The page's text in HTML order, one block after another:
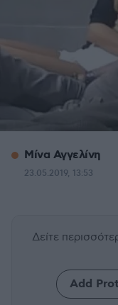
Μίνα Αγγελίνη
23.05.2019, 13:53
Δείτε
Add